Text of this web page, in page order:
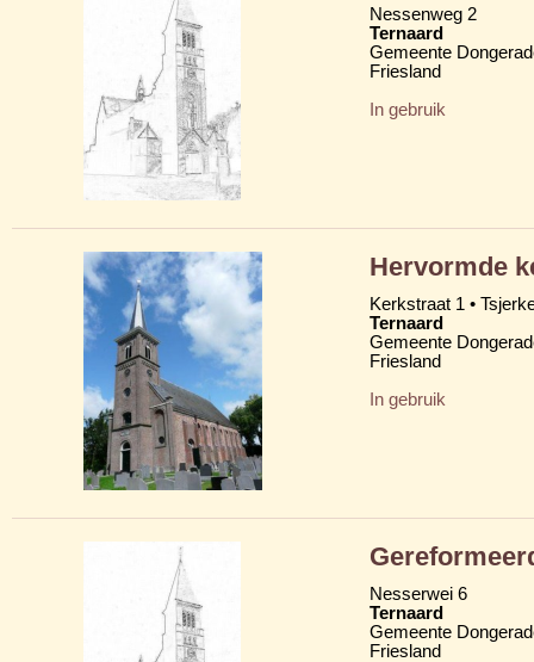
Nessenweg 2
Ternaard
Gemeente
Friesland
In gebruik
Hervormde
Kerkstraat 1 •
Ternaard
Gemeente
Friesland
In gebruik
Nesserwei 6
Ternaard
Gemeente
Friesland